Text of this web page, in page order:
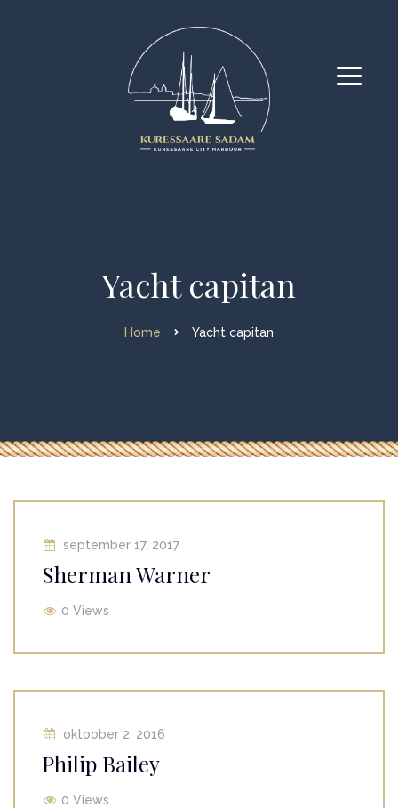
Yacht capitan
Home Yacht capitan
september 17, 2017
Sherman Warner
0 Views
oktoober 2, 2016
Philip Bailey
0 Views